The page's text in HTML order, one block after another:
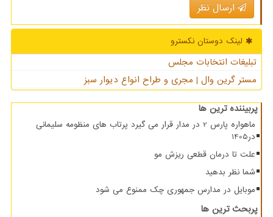
ارسال نظر
لینک دوستان نكسترو
تبلیغات انتخابات مجلس
مستر گرین وال | مجری و طراح انواع دیوار سبز
پربیننده ترین ها
ماهواره پارس 2 در مدار قرار می گیرد پرتاب های منظومه سلیمانی
در1405
علت تا درمان قطعی ریزش مو
شما نظر بدهید
موبایل در مدارس جمهوری چک ممنوع می شود
پربحث ترین ها